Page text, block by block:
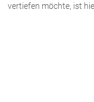
vertiefen möchte, ist